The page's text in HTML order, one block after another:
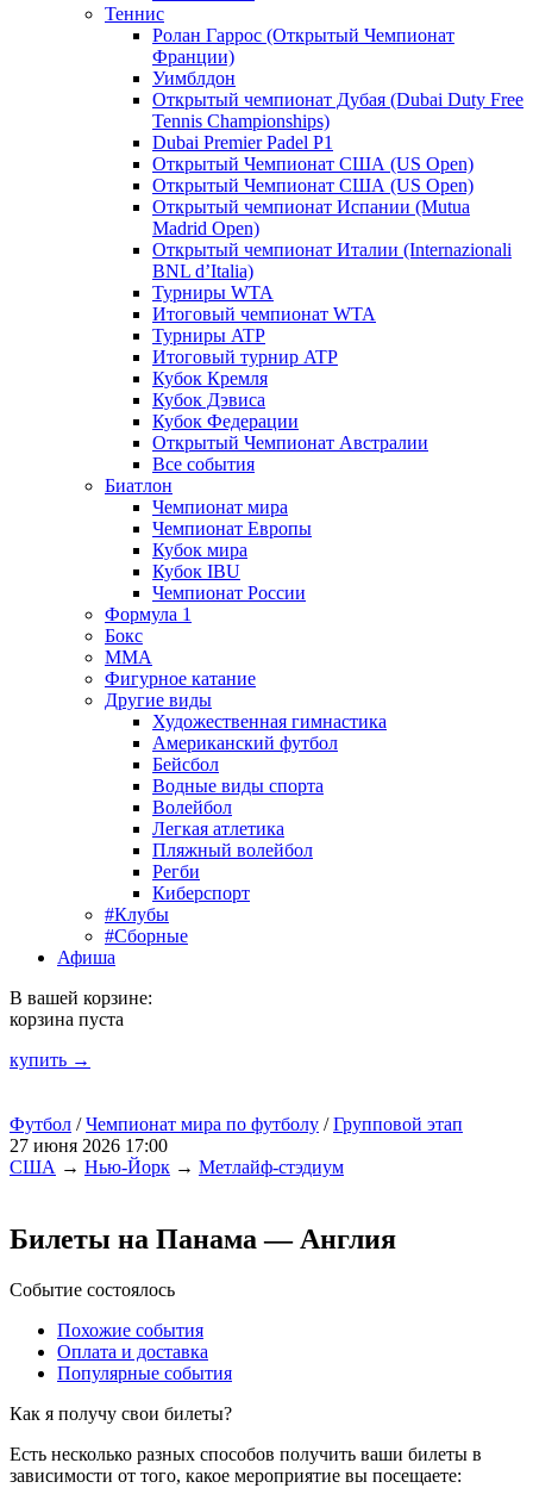
Теннис
Ролан Гаррос (Открытый Чемпионат
Франции)
Уимблдон
Открытый чемпионат Дубая (Dubai Duty Free
Tennis Championships)
Dubai Premier Padel P1
Открытый Чемпионат США (US Open)
Открытый Чемпионат США (US Open)
Открытый чемпионат Испании (Mutua
Madrid Open)
Открытый чемпионат Италии (Internazionali
BNL d’Italia)
Турниры WTA
Итоговый чемпионат WTA
Турниры ATP
Итоговый турнир ATP
Кубок Кремля
Кубок Дэвиса
Кубок Федерации
Открытый Чемпионат Австралии
Все события
Биатлон
Чемпионат мира
Чемпионат Европы
Кубок мира
Кубок IBU
Чемпионат России
Формула 1
Бокс
MMA
Фигурное катание
Другие виды
Художественная гимнастика
Американский футбол
Бейсбол
Водные виды спорта
Волейбол
Легкая атлетика
Пляжный волейбол
Регби
Киберспорт
#Клубы
#Сборные
Афиша
В вашей корзине:
корзина пуста
купить →
Футбол /Чемпионат мира по футболу /Групповой этап
27 июня 2026 17:00
США → Нью-Йорк → Метлайф-стэдиум
Билеты на Панама — Англия
Событие состоялось
Похожие события
Оплата и доставка
Популярные события
Как я получу свои билеты?
Есть несколько разных способов получить ваши билеты в
зависимости от того, какое мероприятие вы посещаете: